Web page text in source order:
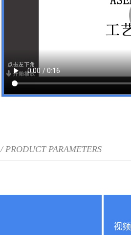
/ PRODUCT PARAMETERS
视